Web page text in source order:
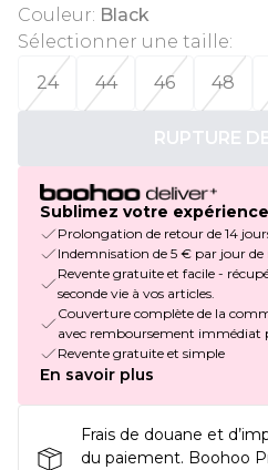
Couleur: Black
Sélectionner une taille:
24
44 46 48
RUPTURE
Sublimez votre expérience
Prolongation de retour de 14
Indemnisation de 5 € par jour de
Revente gratuite et facile -
seconde vie à vos articles.
Couverture complète de la
avec remboursement immédiat
Revente gratuite et simple
En savoir plus
Frais de douane et
du paiement. Boohoo